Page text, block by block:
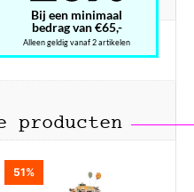
Bij een minimaal
bedrag van €65,-
Alleen geldig vanaf 2 artikelen
producten
51%